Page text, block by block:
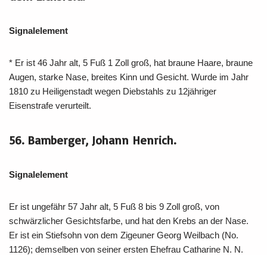
Signalelement
* Er ist 46 Jahr alt, 5 Fuß 1 Zoll groß, hat braune Haare, braune
Augen, starke Nase, breites Kinn und Gesicht. Wurde im Jahr
1810 zu Heiligenstadt wegen Diebstahls zu 12jähriger
Eisenstrafe verurteilt.
56. Bamberger, Johann Henrich.
Signalelement
Er ist ungefähr 57 Jahr alt, 5 Fuß 8 bis 9 Zoll groß, von
schwärzlicher Gesichtsfarbe, und hat den Krebs an der Nase.
Er ist ein Stiefsohn von dem Zigeuner Georg Weilbach (No.
1126); demselben von seiner ersten Ehefrau Catharine N. N.